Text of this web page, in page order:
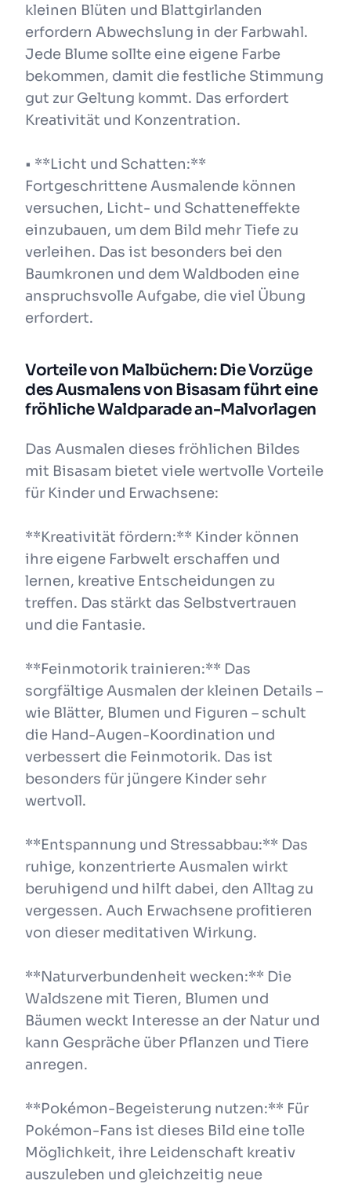
kleinen Blüten und Blattgirlanden
erfordern Abwechslung in der Farbwahl.
Jede Blume sollte eine eigene Farbe
bekommen, damit die festliche Stimmung
gut zur Geltung kommt. Das erfordert
Kreativität und Konzentration.
• **Licht und Schatten:**
Fortgeschrittene Ausmalende können
versuchen, Licht- und Schatteneffekte
einzubauen, um dem Bild mehr Tiefe zu
verleihen. Das ist besonders bei den
Baumkronen und dem Waldboden eine
anspruchsvolle Aufgabe, die viel Übung
erfordert.
Vorteile von Malbüchern: Die Vorzüge
des Ausmalens von Bisasam führt eine
fröhliche Waldparade an-Malvorlagen
Das Ausmalen dieses fröhlichen Bildes
mit Bisasam bietet viele wertvolle Vorteile
für Kinder und Erwachsene:
**Kreativität fördern:** Kinder können
ihre eigene Farbwelt erschaffen und
lernen, kreative Entscheidungen zu
treffen. Das stärkt das Selbstvertrauen
und die Fantasie.
**Feinmotorik trainieren:** Das
sorgfältige Ausmalen der kleinen Details –
wie Blätter, Blumen und Figuren – schult
die Hand-Augen-Koordination und
verbessert die Feinmotorik. Das ist
besonders für jüngere Kinder sehr
wertvoll.
**Entspannung und Stressabbau:** Das
ruhige, konzentrierte Ausmalen wirkt
beruhigend und hilft dabei, den Alltag zu
vergessen. Auch Erwachsene profitieren
von dieser meditativen Wirkung.
**Naturverbundenheit wecken:** Die
Waldszene mit Tieren, Blumen und
Bäumen weckt Interesse an der Natur und
kann Gespräche über Pflanzen und Tiere
anregen.
**Pokémon-Begeisterung nutzen:** Für
Pokémon-Fans ist dieses Bild eine tolle
Möglichkeit, ihre Leidenschaft kreativ
auszuleben und gleichzeitig neue